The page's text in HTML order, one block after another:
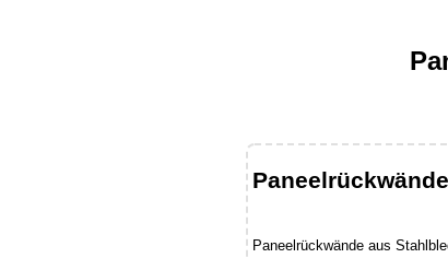
Paneelrückwände aus